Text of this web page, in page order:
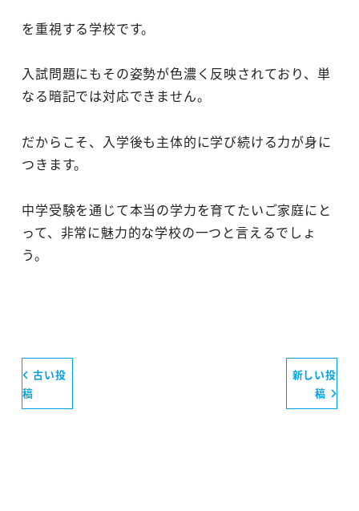
を重視する学校です。
入試問題にもその姿勢が色濃く反映されており、単
なる暗記では対応できません。
だからこそ、入学後も主体的に学び続ける力が身に
つきます。
中学受験を通じて本当の学力を育てたいご家庭にと
って、非常に魅力的な学校の一つと言えるでしょ
う。
古い投
稿
新しい投
稿